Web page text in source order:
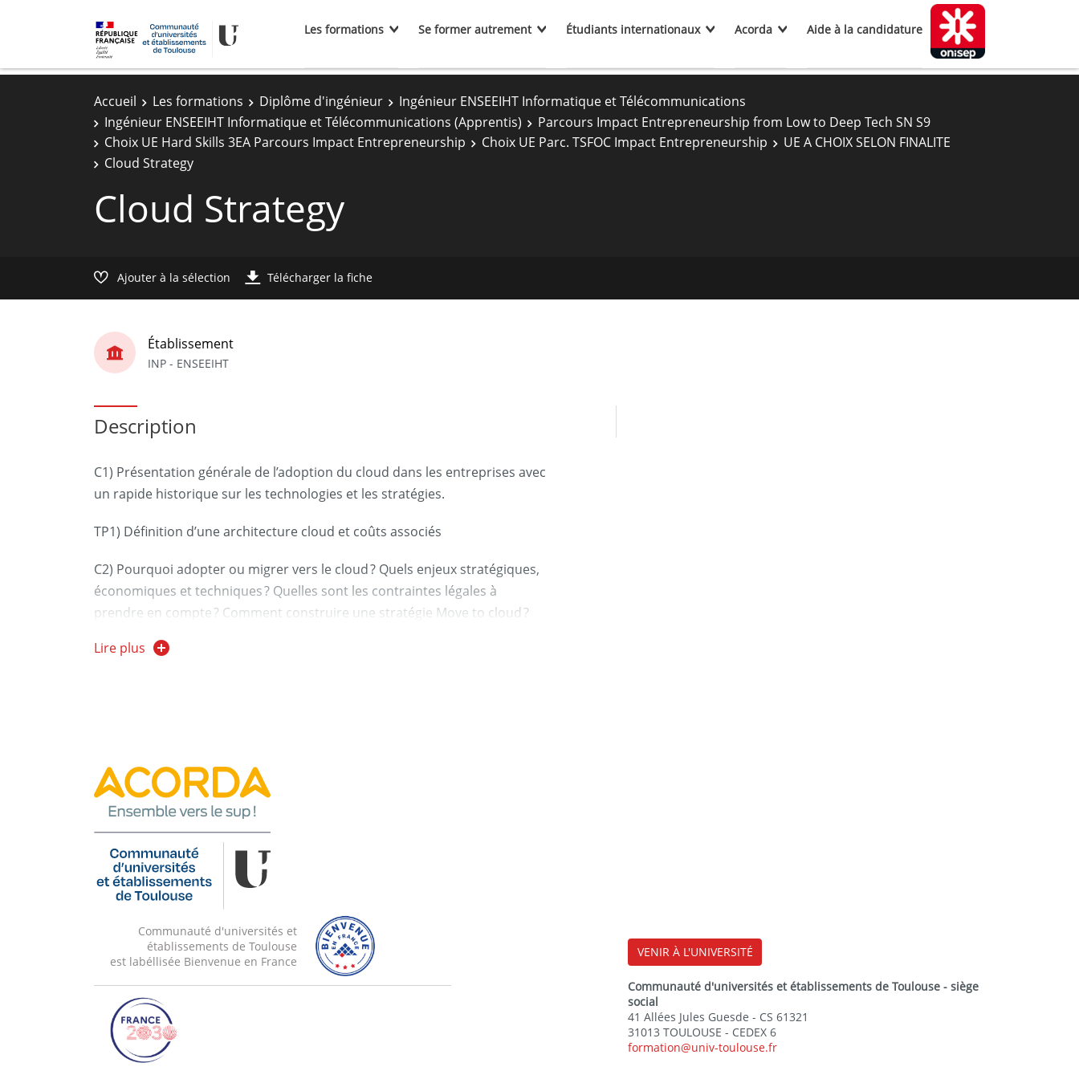
Les formations Se former autrement Étudiants internationaux Acorda Aide à la candidature
Accueil Les formations Diplôme d'ingénieur
Ingénieur ENSEEIHT Informatique et Télécommunications
Ingénieur ENSEEIHT Informatique et Télécommunications (Apprentis)
Parcours Impact Entrepreneurship from Low to Deep Tech SN S9
Choix UE Hard Skills 3EA Parcours Impact Entrepreneurship
Choix UE Parc. TSFOC Impact Entrepreneurship
UE A CHOIX SELON FINALITE
Cloud Strategy
Cloud Strategy
Ajouter à la sélection Télécharger la fiche
Établissement
INP - ENSEEIHT
Description
C1) Présentation générale de l’adoption du cloud dans les entreprises avec
un rapide historique sur les technologies et les stratégies.
TP1) Définition d’une architecture cloud et coûts associés
C2) Pourquoi adopter ou migrer vers le cloud ? Quels enjeux stratégiques,
économiques et techniques ? Quelles sont les contraintes légales à
prendre en compte ? Comment construire une stratégie Move to cloud ?
TP2) Formalisation d’un cadrage et d’une stratégie move to cloud C3) Les
C4) Retours d’expérience autour de 2 projets : Stratégie de déploiement
mondiale d’une application de reconnaissance client pour un acteur du
luxe, Mise en place d’une plateforme Européenne d’aide à la prise de
décision pour les agriculteurs
TP4) Utilisation de Gitops et Terraform pour déployer un service cloud #2
C5) Les enjeux de la souveraineté et des Cloud de confiance.
TP5) Création d’un service se basant sur des sources de données ouvertes
(TP noté)
Lire plus
Communauté d'universités et
établissements de Toulouse
est labéllisée Bienvenue en France
VENIR À L'UNIVERSITÉ
Communauté d'universités et établissements de Toulouse - siège
social
41 Allées Jules Guesde - CS 61321
31013 TOULOUSE - CEDEX 6
formation@univ-toulouse.fr